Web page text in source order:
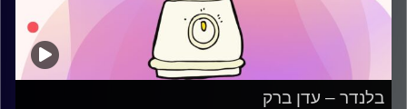
בלנדר – עדן ברק